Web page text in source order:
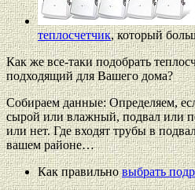
теплосчетчик, который
Как же все-таки подобрать
подходящий для Вашего дома?
Собираем данные: Определяем,
сырой или влажный, подвал или
или нет. Где входят трубы в
вашем районе…
Как правильновыбрать